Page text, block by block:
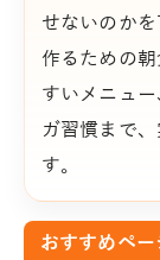
せないのか
作るための
すいメニュ
ガ習慣まで
す。
おすすめペー